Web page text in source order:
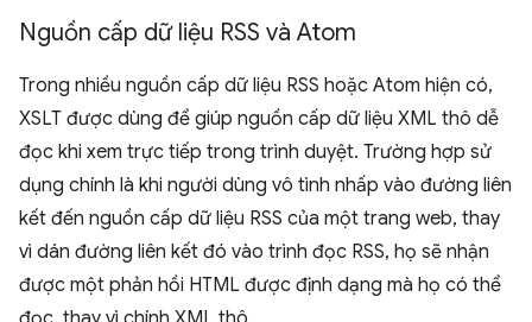
Nguồn cấp dữ liệu RSS và Atom
Trong nhiều nguồn cấp dữ liệu RSS hoặc Atom hiện có,
XSLT được dùng để giúp nguồn cấp dữ liệu XML thô dễ
đọc khi xem trực tiếp trong trình duyệt. Trường hợp sử
dụng chính là khi người dùng vô tình nhấp vào đường liên
kết đến nguồn cấp dữ liệu RSS của một trang web, thay
vì dán đường liên kết đó vào trình đọc RSS, họ sẽ nhận
được một phản hồi HTML được định dạng mà họ có thể